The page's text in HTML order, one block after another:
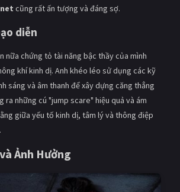
cũng rất ấn tượng và đáng sợ.
diễn
nữa chứng tỏ tài năng bậc thầy của mình
khí kinh dị. Anh khéo léo sử dụng các kỹ
sáng và âm thanh để xây dựng căng thẳng
những cú "jump scare" hiệu quả và ám
giữa yếu tố kinh dị, tâm lý và thông điệp
Ảnh Hưởng